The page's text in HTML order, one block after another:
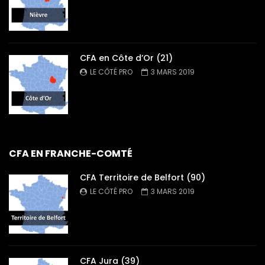
CFA en Côte d’Or (21)
LE CÔTÉ PRO 3 MARS 2019
CFA EN FRANCHE-COMTÉ
CFA Territoire de Belfort (90)
LE CÔTÉ PRO 3 MARS 2019
CFA Jura (39)